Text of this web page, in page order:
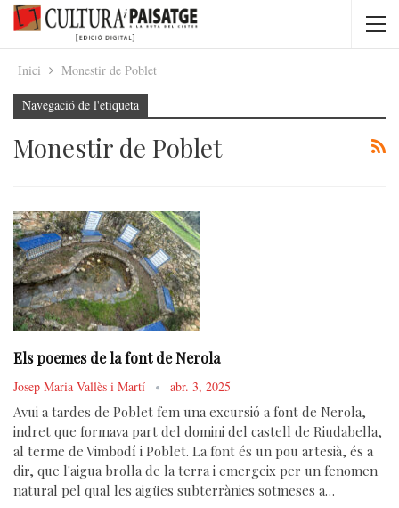
Inici Monestir de Poblet
Navegació de l'etiqueta
Monestir de Poblet
Els poemes de la font de Nerola
Josep Maria Vallès i Martí abr. 3, 2025
Avui a tardes de Poblet fem una excursió a font de Nerola,
indret que formava part del domini del castell de Riudabella,
al terme de Vimbodí i Poblet. La font és un pou artesià, és a
dir, que l'aigua brolla de la terra i emergeix per un fenomen
natural pel qual les aigües subterrànies sotmeses a…